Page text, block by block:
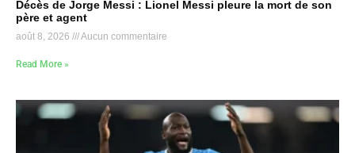
Décès de Jorge Messi : Lionel Messi pleure la mort de son
père et agent
août 8, 2026 Aucun commentaire
Read More »